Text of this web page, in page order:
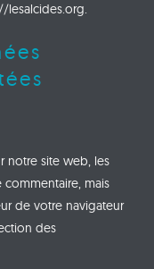
lesalcides.org.
notre site web, les
mais
de votre navigateur
des